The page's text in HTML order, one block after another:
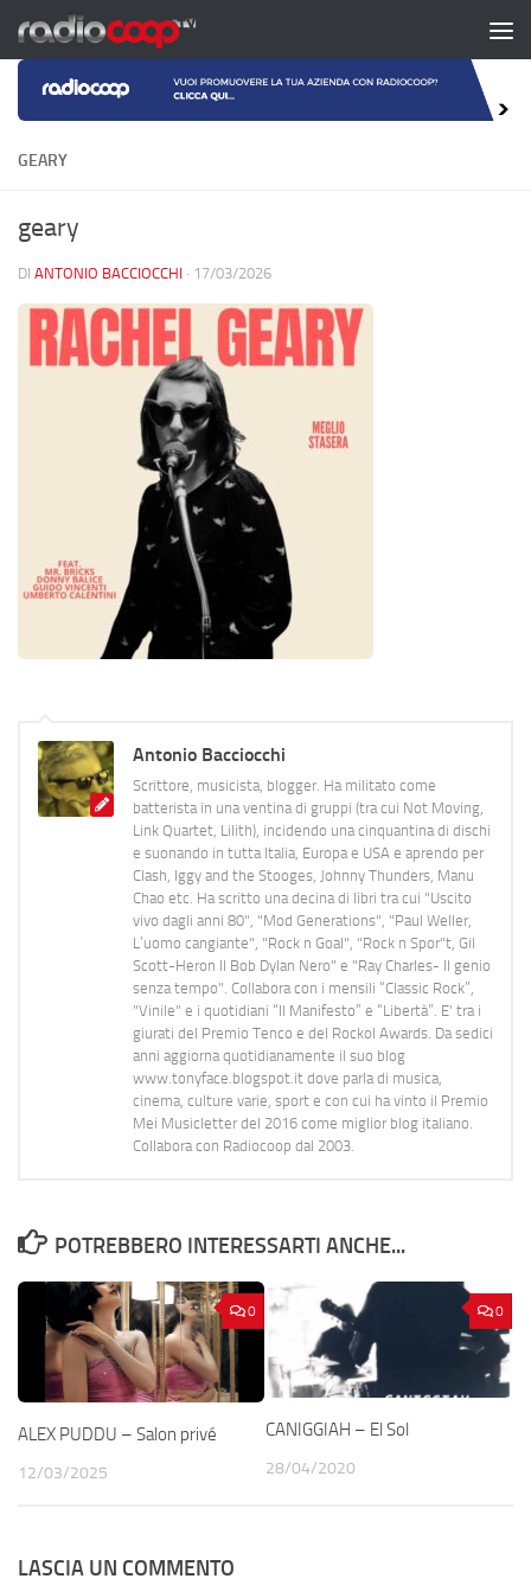
Salta al contenuto
GEARY
geary
DI ANTONIO BACCIOCCHI · 17/03/2026
Antonio Bacciocchi
Scrittore, musicista, blogger. Ha militato come
batterista in una ventina di gruppi (tra cui Not Moving,
Link Quartet, Lilith), incidendo una cinquantina di dischi
e suonando in tutta Italia, Europa e USA e aprendo per
Clash, Iggy and the Stooges, Johnny Thunders, Manu
Chao etc. Ha scritto una decina di libri tra cui "Uscito
vivo dagli anni 80", "Mod Generations", "Paul Weller,
L’uomo cangiante", "Rock n Goal", "Rock n Spor"t, Gil
Scott-Heron Il Bob Dylan Nero" e "Ray Charles- Il genio
senza tempo". Collabora con i mensili “Classic Rock”,
"Vinile" e i quotidiani “Il Manifesto” e “Libertà”. E' tra i
giurati del Premio Tenco e del Rockol Awards. Da sedici
anni aggiorna quotidianamente il suo blog
www.tonyface.blogspot.it dove parla di musica,
cinema, culture varie, sport e con cui ha vinto il Premio
Mei Musicletter del 2016 come miglior blog italiano.
Collabora con Radiocoop dal 2003.
POTREBBERO INTERESSARTI ANCHE...
0
ALEX PUDDU – Salon privé
12/03/2025
0
CANIGGIAH – El Sol
28/04/2020
LASCIA UN COMMENTO